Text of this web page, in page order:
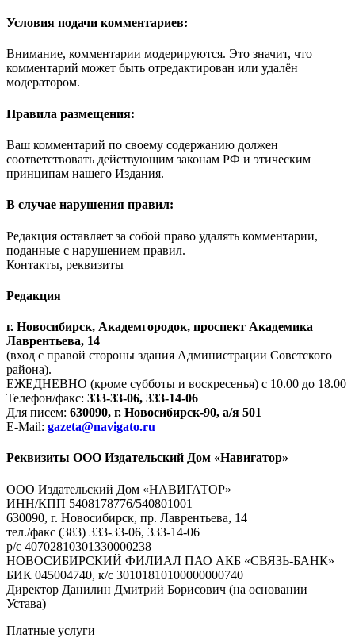
Условия подачи комментариев:
Внимание, комментарии модерируются. Это значит, что
комментарий может быть отредактирован или удалён
модератором.
Правила размещения:
Ваш комментарий по своему содержанию должен
соответствовать действующим законам РФ и этическим
принципам нашего Издания.
В случае нарушения правил:
Редакция оставляет за собой право удалять комментарии,
поданные с нарушением правил.
Контакты, реквизиты
Редакция
г. Новосибирск, Академгородок, проспект Академика
Лаврентьева, 14
(вход с правой стороны здания Администрации Советского
района).
ЕЖЕДНЕВНО (кроме субботы и воскресенья) с 10.00 до 18.00
Телефон/факс: 333-33-06, 333-14-06
Для писем: 630090, г. Новосибирск-90, а/я 501
E-Mail: gazeta@navigato.ru
Реквизиты ООО Издательский Дом «Навигатор»
ООО Издательский Дом «НАВИГАТОР»
ИНН/КПП 5408178776/540801001
630090, г. Новосибирск, пр. Лаврентьева, 14
тел./факс (383) 333-33-06, 333-14-06
р/с 40702810301330000238
НОВОСИБИРСКИЙ ФИЛИАЛ ПАО АКБ «СВЯЗЬ-БАНК»
БИК 045004740, к/с 30101810100000000740
Директор Данилин Дмитрий Борисович (на основании
Устава)
Платные услуги